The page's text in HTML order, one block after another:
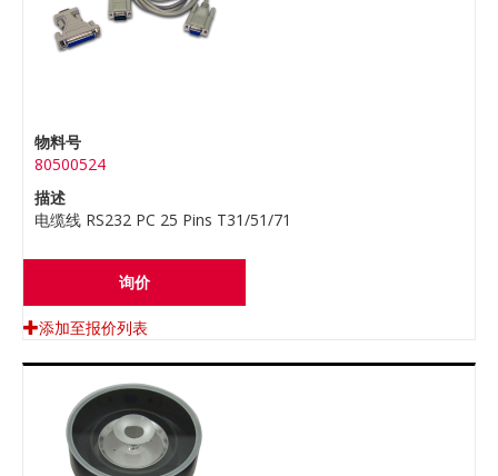
物料号
80500524
描述
电缆线 RS232 PC 25 Pins T31/51/71
询价
添加至报价列表